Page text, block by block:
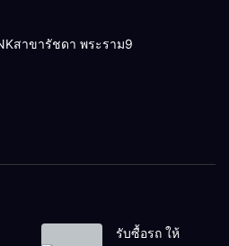
สาขารัชดา พระราม9
รับซื้อรถ ให้